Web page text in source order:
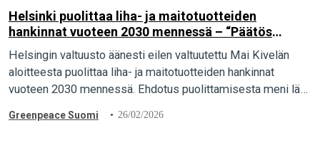
Helsinki puolittaa liha- ja maitotuotteiden
hankinnat vuoteen 2030 mennessä – “Päätös
näyttää esimerkkiä koko Suomelle”.
Helsingin valtuusto äänesti eilen valtuutettu Mai Kivelän
aloitteesta puolittaa liha- ja maitotuotteiden hankinnat
vuoteen 2030 mennessä. Ehdotus puolittamisesta meni läpi
vastaan. Greenpeace pitää päätöstä merkittävänä askeleena
Greenpeace Suomi 26/02/2026